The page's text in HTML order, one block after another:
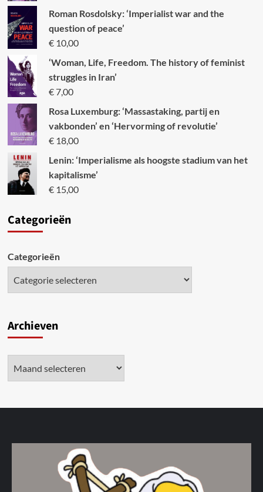
Roman Rosdolsky: ‘Imperialist war and the
question of peace’
€10,00
‘Woman, Life, Freedom. The history of feminist
struggles in Iran’
€7,00
Rosa Luxemburg: ‘Massastaking, partij en
vakbonden’ en ‘Hervorming of revolutie’
€18,00
Lenin: ‘Imperialisme als hoogste stadium van het
kapitalisme’
€15,00
Categorieën
Categorieën
Archieven